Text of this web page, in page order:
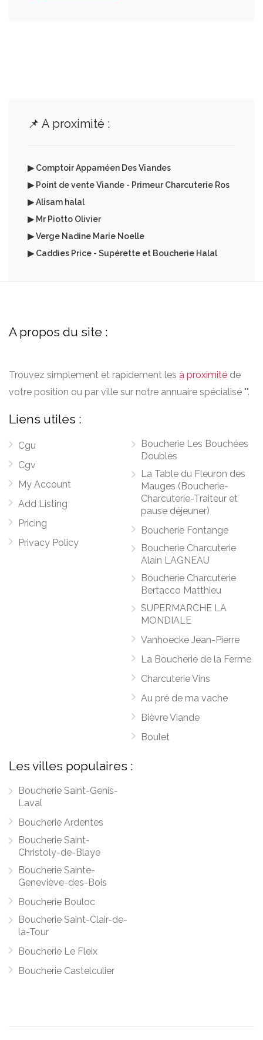
📌 A proximité :
▶ Comptoir Appaméen Des Viandes
▶ Point de vente Viande - Primeur Charcuterie Ros
▶ Alisam halal
▶ Mr Piotto Olivier
▶ Verge Nadine Marie Noelle
▶ Caddies Price - Supérette et Boucherie Halal
A propos du site :
Trouvez simplement et rapidement les à proximité de
votre position ou par ville sur notre annuaire spécialisé "".
Liens utiles :
Cgu
Cgv
My Account
Add Listing
Pricing
Privacy Policy
Boucherie Les Bouchées
Doubles
La Table du Fleuron des
Mauges (Boucherie-
Charcuterie-Traiteur et
pause déjeuner)
Boucherie Fontange
Boucherie Charcuterie
Alain LAGNEAU
Boucherie Charcuterie
Bertacco Matthieu
SUPERMARCHE LA
MONDIALE
Vanhoecke Jean-Pierre
La Boucherie de la Ferme
Charcuterie Vins
Au pré de ma vache
Bièvre Viande
Boulet
Les villes populaires :
Boucherie Saint-Genis-
Laval
Boucherie Ardentes
Boucherie Saint-
Christoly-de-Blaye
Boucherie Sainte-
Geneviève-des-Bois
Boucherie Bouloc
Boucherie Saint-Clair-de-
la-Tour
Boucherie Le Fleix
Boucherie Castelculier